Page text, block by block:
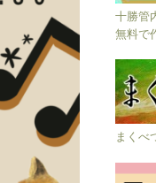
十勝管
無料で
まくべ